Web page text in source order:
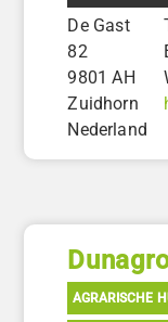
De Gast
82
9801 AH
Zuidhorn
Nederland
AGRARISCHE